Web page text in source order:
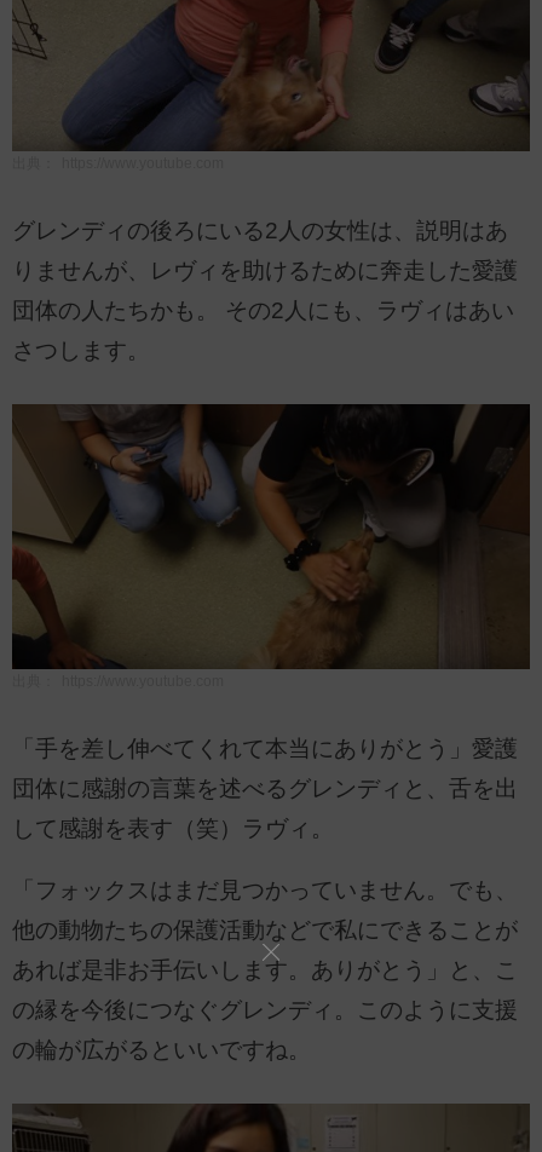
グレンディの後ろにいる2人の女性は、説明はあ
りませんが、レヴィを助けるために奔走した愛護
団体の人たちかも。 その2人にも、ラヴィはあい
さつします。
「手を差し伸べてくれて本当にありがとう」愛護
団体に感謝の言葉を述べるグレンディと、舌を出
して感謝を表す（笑）ラヴィ。
「フォックスはまだ見つかっていません。でも、
他の動物たちの保護活動などで私にできることが
あれば是非お手伝いします。ありがとう」と、こ
の縁を今後につなぐグレンディ。このように支援
の輪が広がるといいですね。